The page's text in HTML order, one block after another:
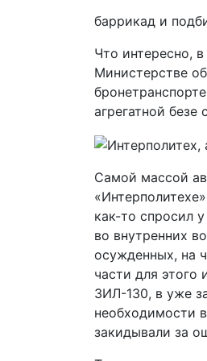
баррикад и
Что интересно,
Министерстве
агрегатной безе
Самой массой
как-то спросил
во внутренних
осужденных, на
части для этого
ЗИЛ-130, в уже
необходимости
закидывали за